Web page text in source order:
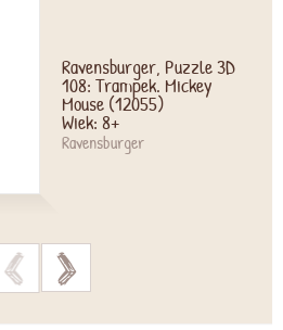
Ravensburger, Puzzle 3D
108: Trampek. Mickey
Mouse (12055)
Wiek: 8+
Ravensburger
> >